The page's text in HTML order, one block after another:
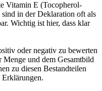
Vitamin E (Tocopherol-
in der Deklaration oft als
Wichtig ist hier, dass klar
oder negativ zu bewerten
und dem Gesamtbild
zu diesen Bestandteilen